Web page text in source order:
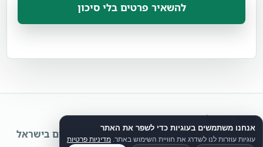
להשאיר פרטים בלי סיכון
עוטף דיגיטל
אתרים, תוכן, קמפיינים, לידים ואוטומציות לעסקים בישראל
אנחנו משתמשים בעוגיות כדי לשפר את האתר
עוגיות עוזרות לנו לשדרג את חוויית השימוש באתר. מדיניות פרטיות